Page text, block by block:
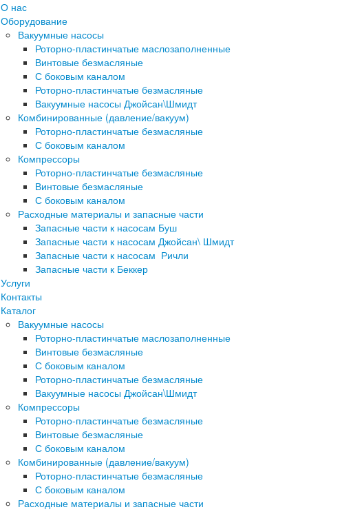
О нас
Оборудование
Вакуумные насосы
Роторно-пластинчатые маслозаполненные
Винтовые безмасляные
С боковым каналом
Роторно-пластинчатые безмасляные
Вакуумные насосы Джойсан\Шмидт
Комбинированные (давление/вакуум)
Роторно-пластинчатые безмасляные
С боковым каналом
Компрессоры
Роторно-пластинчатые безмасляные
Винтовые безмасляные
С боковым каналом
Расходные материалы и запасные части
Запасные части к насосам Буш
Запасные части к насосам Джойсан\ Шмидт
Запасные части к насосам Ричли
Запасные части к Беккер
Услуги
Контакты
Каталог
Вакуумные насосы
Роторно-пластинчатые маслозаполненные
Винтовые безмасляные
С боковым каналом
Роторно-пластинчатые безмасляные
Вакуумные насосы Джойсан\Шмидт
Компрессоры
Роторно-пластинчатые безмасляные
Винтовые безмасляные
С боковым каналом
Комбинированные (давление/вакуум)
Роторно-пластинчатые безмасляные
С боковым каналом
Расходные материалы и запасные части